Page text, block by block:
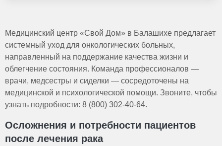
особенно на терминальных стадиях заболевания.
помощь с питанием и гигиеной. Персонал
предоставляет психологическую поддержку как самого
больного, так и его семьи, создавая условия для
комфортного завершения жизни с минимизацией
страданий.
Медицинский центр «Свой Дом» в Балашихе предлагает
системный уход для онкологических больных,
направленный на поддержание качества жизни и
облегчение состояния. Команда профессионалов —
врачи, медсестры и сиделки — сосредоточены на
медицинской и психологической помощи. Звоните, чтобы
узнать подробности: 8 (800) 302-40-64.
Осложнения и потребности пациентов
после лечения рака